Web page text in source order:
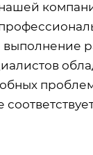
нашей
выполнение